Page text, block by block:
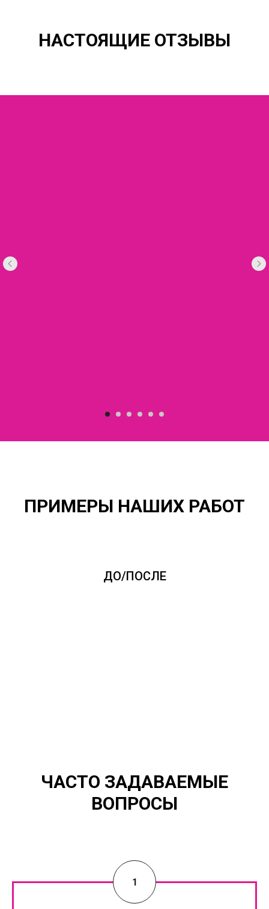
НАСТОЯЩИЕ ОТЗЫВЫ
ПРИМЕРЫ НАШИХ РАБОТ
ДО/ПОСЛЕ
ЧАСТО ЗАДАВАЕМЫЕ
ВОПРОСЫ